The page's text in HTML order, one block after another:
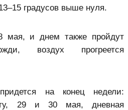
градусов выше нуля.
мая, и днем также пройдут
воздух прогреется
на конец недели:
29 и 30 мая, дневная